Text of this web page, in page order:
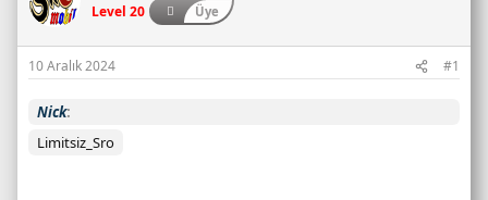
Level 20 Üye
10 Aralık 2024 #1
Nick
Limitsiz_Sro